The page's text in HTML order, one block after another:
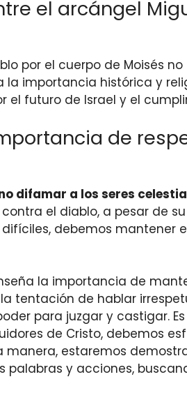
el arcángel
por el cuerpo de Moisés
importancia histórica y
el futuro de Israel y el
de
difamar a los seres
el diablo, a pesar de
debemos mantener
la importancia de
tentación de hablar
para juzgar y castigar.
de Cristo, debemos
estaremos
palabras y acciones,